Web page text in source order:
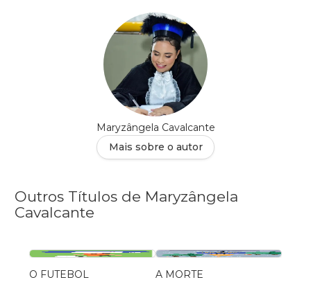
Maryzângela Cavalcante
Mais sobre o autor
Outros Títulos de Maryzângela
Cavalcante
O FUTEBOL
A MORTE